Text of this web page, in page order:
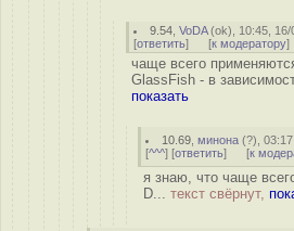
9.54 ,VoDA(ok), 10:45, 16/
[ответить] [к модератору]
чаще всего
GlassFish - в
показать
10.69 ,минона (?),
[^^^] [ответить] [к
я знаю, что чаще
D... текст свёрнут,